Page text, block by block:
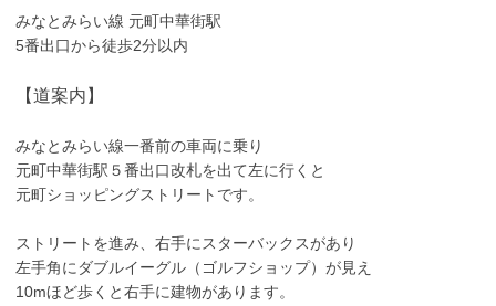
みなとみらい線 元町中華街駅
5番出口から徒歩2分以内
【道案内】
みなとみらい線一番前の車両に乗り
元町中華街駅５番出口改札を出て左に行くと
元町ショッピングストリートです。
ストリートを進み、右手にスターバックスがあり
左手角にダブルイーグル（ゴルフショップ）が見え
10mほど歩くと右手に建物があります。